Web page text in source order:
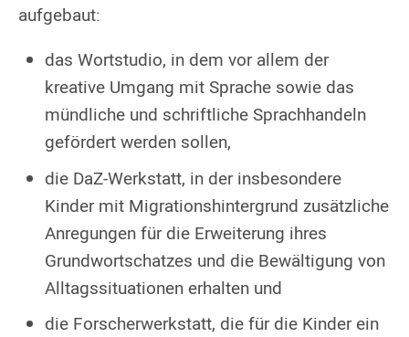
aufgebaut:
das Wortstudio, in dem vor allem der
kreative Umgang mit Sprache sowie das
mündliche und schriftliche Sprachhandeln
gefördert werden sollen,
die DaZ-Werkstatt, in der insbesondere
Kinder mit Migrationshintergrund zusätzliche
Anregungen für die Erweiterung ihres
Grundwortschatzes und die Bewältigung von
Alltagssituationen erhalten und
die Forscherwerkstatt, die für die Kinder ein